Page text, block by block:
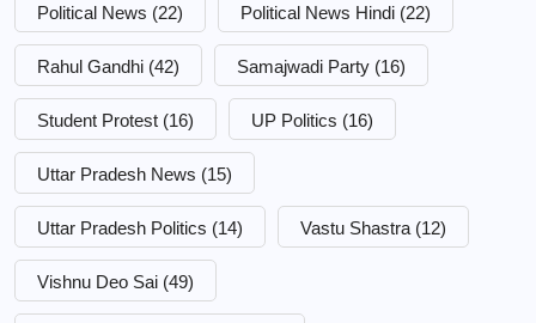
Political News (22) Political News Hindi (22)
Rahul Gandhi (42) Samajwadi Party (16)
Student Protest (16) UP Politics (16)
Uttar Pradesh News (15)
Uttar Pradesh Politics (14) Vastu Shastra (12)
Vishnu Deo Sai (49)